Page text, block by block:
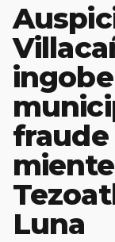
fraude
Luna